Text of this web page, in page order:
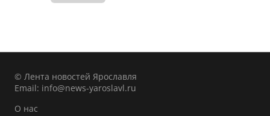
© Лента новостей Ярославля
Email: info@news-yaroslavl.ru
О нас